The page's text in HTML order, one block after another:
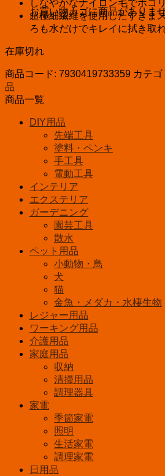
お買い物カゴに商品がありま
しなやかなナイロン毛でホコ
超極細繊維を使用したすきま
ろも水だけでキレイに拭き取れ
在庫切れ
商品コード: 7930419733359 カテゴ
品
商品一覧
DIY用品
先端工具
塗料・ペンキ
手工具
電動工具
インテリア
エクステリア
ガーデニング
園芸工具
散水
ペット用品
小動物・鳥
犬
猫
金魚・メダカ・水棲生物
レジャー用品
ワーキング用品
介護用品
家庭用品
収納
清掃用品
調理器具
家電
季節家電
照明
生活家電
調理家電
日用品